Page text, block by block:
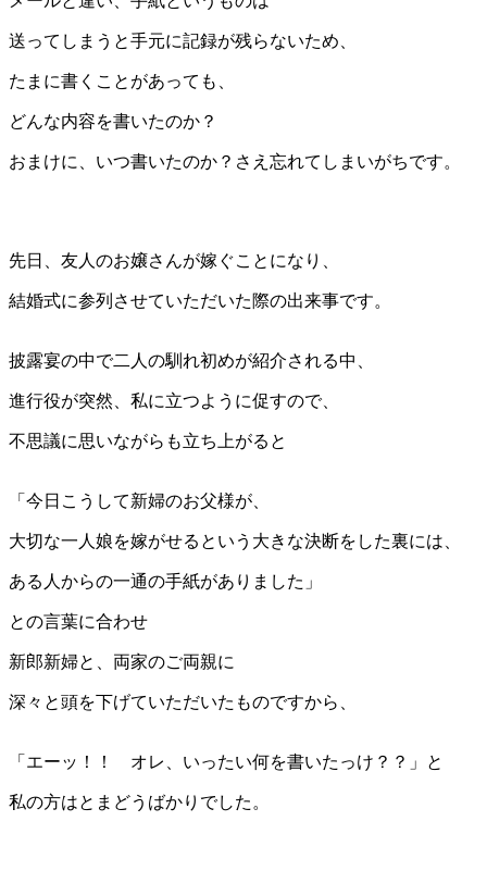
送ってしまうと手元に記録が残らないため、
たまに書くことがあっても、
どんな内容を書いたのか？
おまけに、いつ書いたのか？さえ忘れてしまいがちです。
先日、友人のお嬢さんが嫁ぐことになり、
結婚式に参列させていただいた際の出来事です。
披露宴の中で二人の馴れ初めが紹介される中、
進行役が突然、私に立つように促すので、
不思議に思いながらも立ち上がると
「今日こうして新婦のお父様が、
大切な一人娘を嫁がせるという大きな決断をした裏には、
ある人からの一通の手紙がありました」
との言葉に合わせ
新郎新婦と、両家のご両親に
深々と頭を下げていただいたものですから、
「エーッ！！ オレ、いったい何を書いたっけ？？」と
私の方はとまどうばかりでした。